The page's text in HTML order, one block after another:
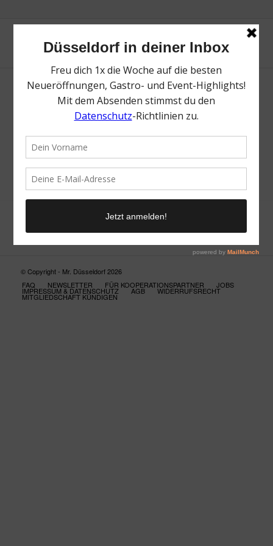
Neue Suche
Suchergebnis nicht zufriedenstellend? Versuche es mal mit
einem Wortteil oder einer anderen Schreibweise.
© Copyright - Mr. Düsseldorf 2026
FAQ
NEWSLETTER FÜR KOOPERATIONSPARTNER JOBS
IMPRESSUM & DATENSCHUTZ AGB WIDERRUFSRECHT
MITGLIEDSCHAFT KÜNDIGEN